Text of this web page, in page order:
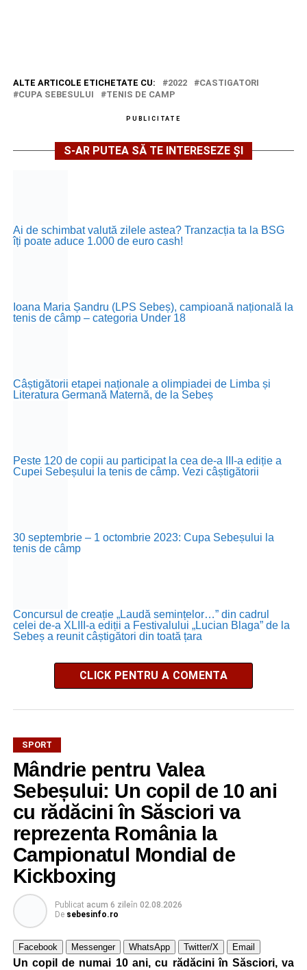
ALTE ARTICOLE ETICHETATE CU: 2022
CASTIGATORI
CUPA SEBESULUI
TENIS DE CAMP
PUBLICITATE
S-AR PUTEA SĂ TE INTERESEZE ȘI
Ai de schimbat valută zilele astea? Tranzacția ta la BSG
îți poate aduce 1.000 de euro cash!
Ioana Maria Șandru (LPS Sebeș), campioană națională la
tenis de câmp – categoria Under 18
Câștigătorii etapei naționale a olimpiadei de Limba și
Literatura Germană Maternă, de la Sebeș
Peste 120 de copii au participat la cea de-a III-a ediție a
Cupei Sebeșului la tenis de câmp. Vezi câștigătorii
30 septembrie – 1 octombrie 2023: Cupa Sebeșului la
tenis de câmp
Concursul de creație „Laudă semințelor…” din cadrul
celei de-a XLIII-a ediții a Festivalului „Lucian Blaga” de la
Sebeș a reunit câștigători din toată țara
CLICK PENTRU A COMENTA
SPORT
Mândrie pentru Valea
Sebeșului: Un copil de 10 ani
cu rădăcini în Săsciori va
reprezenta România la
Campionatul Mondial de
Kickboxing
Publicat acum 6 zileîn 02.08.2026
De sebesinfo.ro
Facebook Messenger WhatsApp Twitter/X Email
Un copil de numai 10 ani, cu rădăcini în Săsciori, va